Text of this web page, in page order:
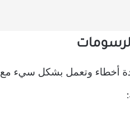
أخطاء وتعمل بشكل سيء مع